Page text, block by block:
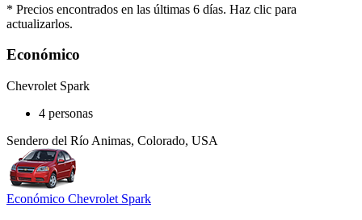
* Precios encontrados en las últimas 6 días. Haz clic para
actualizarlos.
Económico
Chevrolet Spark
4 personas
Sendero del Río Animas, Colorado, USA
Económico Chevrolet Spark